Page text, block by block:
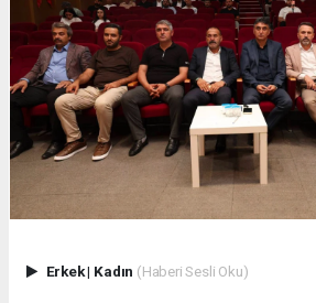
Erkek| Kadın (Haberi Sesli Oku)